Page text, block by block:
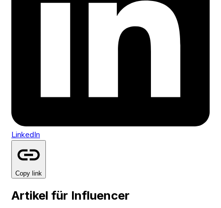
LinkedIn
Copy link
Artikel für Influencer